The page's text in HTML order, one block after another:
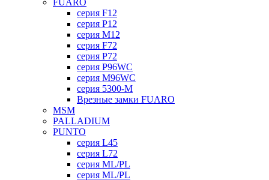
серия F12
серия P12
серия M12
серия F72
серия P72
серия P96WC
серия M96WC
серия 5300-M
Врезные замки FUARO
MSM
PALLADIUM
PUNTO
серия L45
серия L72
серия ML/PL
серия ML/PL